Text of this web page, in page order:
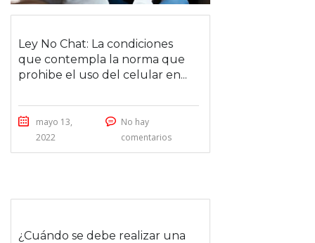
Ley No Chat: La condiciones
que contempla la norma que
prohibe el uso del celular en...
mayo 13,
2022
No hay
comentarios
¿Cuándo se debe realizar una